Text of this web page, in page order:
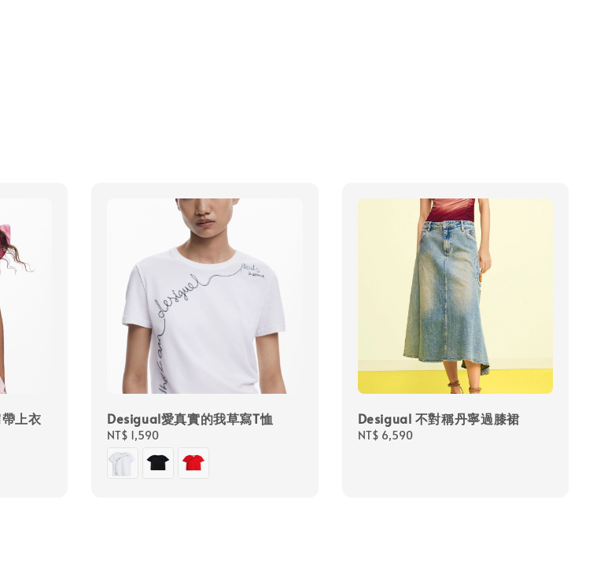
上衣 Desigual愛真實的我草寫T恤
Regular
price
NT$ 1,590
Desigual 不對稱丹寧過膝裙
Regular
NT$ 6,590